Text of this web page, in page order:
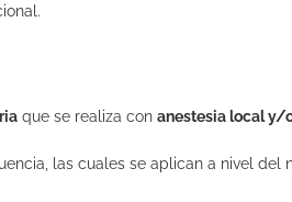
que se realiza con anestesia local y/
las cuales se aplican a nivel del